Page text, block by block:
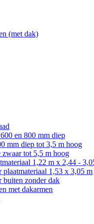
(met dak)
en 800 mm diep
mm diep tot 3,5 m hoog
zwaar tot 5,5 m hoog
1,22 m x 2,44 -
plaatmateriaal 1,53 x 3,05 m
buiten zonder dak
met dakarmen